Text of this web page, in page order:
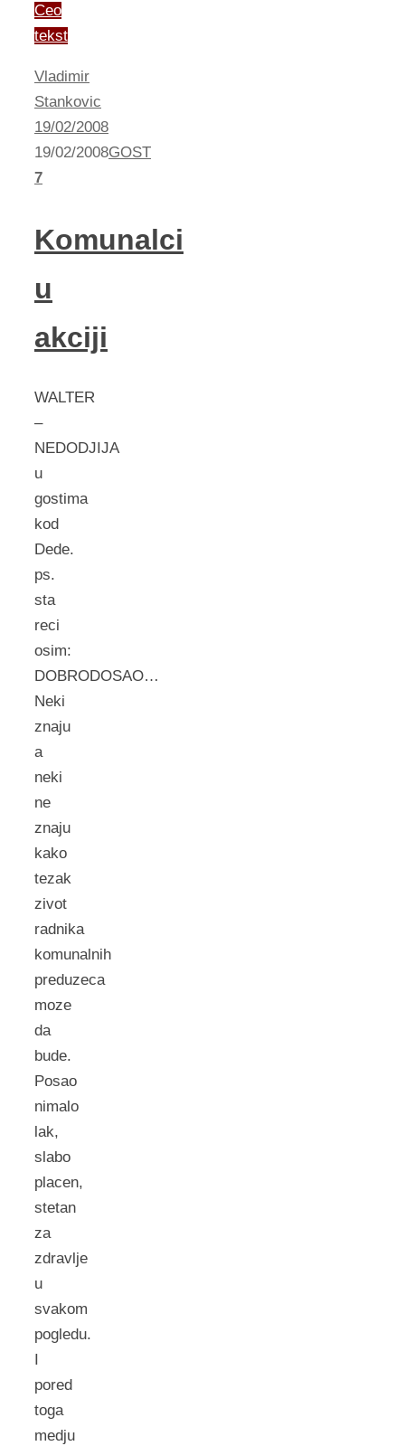
Ceo
tekst
Vladimir
Stankovic
19/02/2008
19/02/2008GOST
7
Komunalci
u
akciji
WALTER
–
NEDODJIJA
u
gostima
kod
Dede.
ps.
sta
reci
osim:
DOBRODOSAO…
Neki
znaju
a
neki
ne
znaju
kako
tezak
zivot
radnika
komunalnih
preduzeca
moze
da
bude.
Posao
nimalo
lak,
slabo
placen,
stetan
za
zdravlje
u
svakom
pogledu.
I
pored
toga
medju